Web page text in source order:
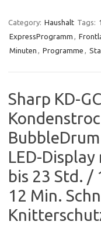
Category: Haushalt Tags:
ExpressProgramm ,
Minuten , Programme ,
Sharp KD-
LED-
bis 23 Std. /
12 Min.